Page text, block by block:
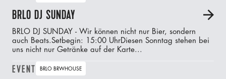
BRLO DJ SUNDAY A
BRLO DJ SUNDAY - Wir können nicht nur Bier, sondern
auch Beats.‍Setbegin: 15:00 UhrDiesen Sonntag stehen bei
uns nicht nur Getränke auf der Karte...
EVENT BRLO BRWHOUSE